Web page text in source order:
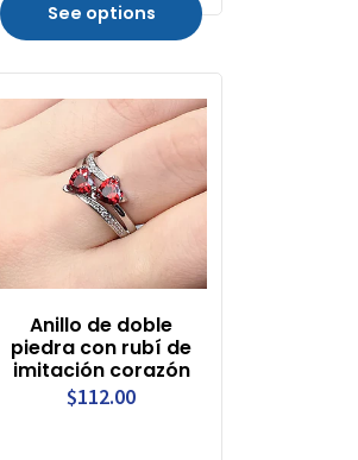
See options
Anillo de doble
piedra con rubí de
imitación corazón
$112.00